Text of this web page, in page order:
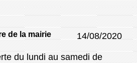
de la mairie 14/08/2020
du lundi au samedi de